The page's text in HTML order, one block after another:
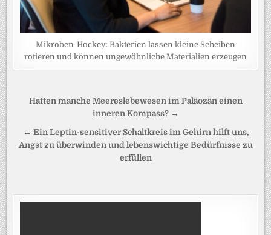
Mikroben-Hockey: Bakterien lassen kleine Scheiben
rotieren und können ungewöhnliche Materialien erzeugen
Beitragsnavigation
Hatten manche Meereslebewesen im Paläozän einen
inneren Kompass? →
← Ein Leptin-sensitiver Schaltkreis im Gehirn hilft uns,
Angst zu überwinden und lebenswichtige Bedürfnisse zu
erfüllen